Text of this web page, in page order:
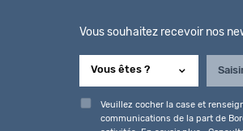
Vous souhaitez recevoir nos
Veuillez cocher la case et
communications de la part de